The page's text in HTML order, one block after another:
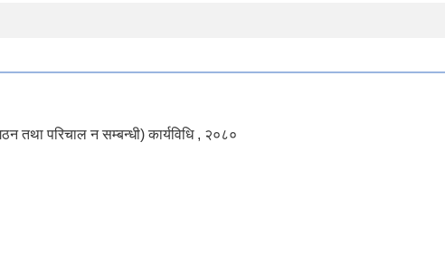
तथा परिचाल न सम्बन्धी) कार्यविधि , २०८०